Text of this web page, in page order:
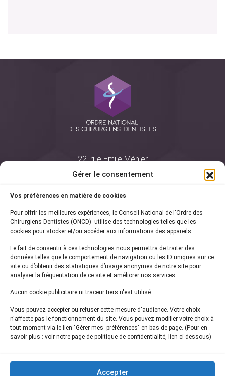
Gérer le consentement
Vos préférences en matière de cookies
Pour offrir les meilleures expériences, le Conseil National de l'Ordre des
Chirurgiens-Dentistes (ONCD) utilise des technologies telles que les
cookies pour stocker et/ou accéder aux informations des appareils.
Le fait de consentir à ces technologies nous permettra de traiter des
données telles que le comportement de navigation ou les ID uniques sur ce
site ou d’obtenir des statistiques d’usage anonymes de notre site pour
analyser la fréquentation de ce site et améliorer nos services.
Aucun cookie publicitaire ni traceur tiers n'est utilisé.
Vous pouvez accepter ou refuser cette mesure d'audience. Votre choix
n'affecte pas le fonctionnement du site. Vous pouvez modifier votre choix à
tout moment via le lien "Gérer mes préférences" en bas de page. (Pour en
savoir plus : voir notre page de politique de confidentialité, lien ci-dessous)
Accepter
22, rue Emile Ménier
75761 Paris Cedex 16
01 44 34 78 80
courrier@oncd.org
Actualités
Presse
Informations légales
Plan du site
Inscrivez-vous à notrenewsletter